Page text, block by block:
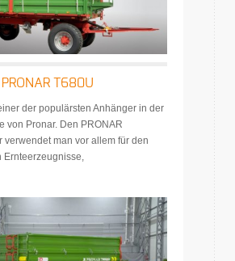
T680U
der populärsten Anhänger in der
von Pronar. Den PRONAR
verwendet man vor allem für den
Ernteerzeugnisse,